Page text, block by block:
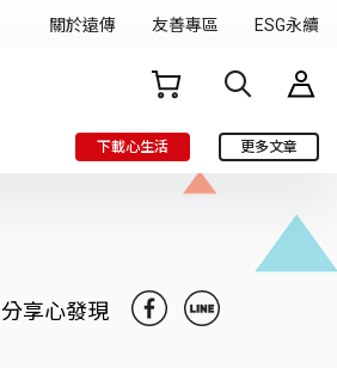
下載心生活 更多文章
分享心發現